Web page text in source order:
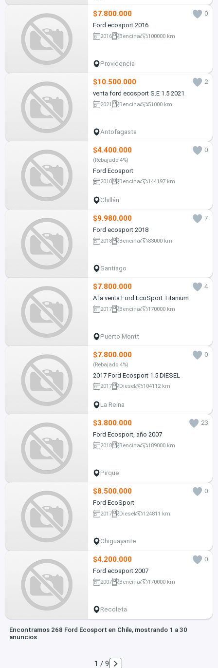
$7.800.000
0
Ford ecosport 2016
2016 Bencina 100000 km
Providencia
$10.500.000
2
venta ford ecosport S.E 1.5 2021
2021 Bencina 51000 km
Antofagasta
$4.400.000 0
(Rebajado 4%)
Ford Ecosport
2010 Bencina 144197 km
Chillán
$9.980.000
7
Ford ecosport 2018
2018 Bencina 83000 km
Santiago
$7.800.000
4
A la venta Ford EcoSport Titanium
2017 Bencina 170000 km
Puerto Montt
$7.800.000 0
(Rebajado 4%)
2017 Ford Ecosport 1.5 DIESEL
2017 Diesel 104112 km
La Reina
$3.800.000
23
Ford Ecosport, año 2007
2018 Bencina 189000 km
Pirque
$8.500.000
0
Ford EcoSport
2017 Diesel 124811 km
Chiguayante
$4.200.000
0
Ford ecosport 2007
2007 Bencina 170000 km
Recoleta
Encontramos 268 Ford Ecosport en Chile, mostrando 1 a 30
anuncios
1 / 9